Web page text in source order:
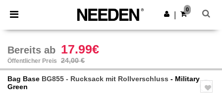
× Needen App
Bessere Preise in der App!
App holen
0
Bereits ab 17.99€
Öffentlicher Preis 24,00 €
Bag Base BG855 - Rucksack mit Rollverschluss - Military
Green